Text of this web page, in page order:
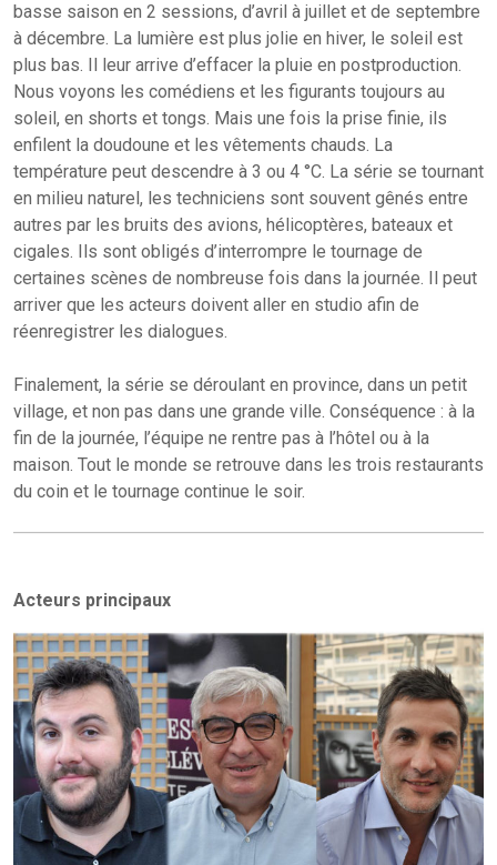
basse saison en 2 sessions, d’avril à juillet et de septembre
à décembre. La lumière est plus jolie en hiver, le soleil est
plus bas. Il leur arrive d’effacer la pluie en postproduction.
Nous voyons les comédiens et les figurants toujours au
soleil, en shorts et tongs. Mais une fois la prise finie, ils
enfilent la doudoune et les vêtements chauds. La
température peut descendre à 3 ou 4 °C. La série se tournant
en milieu naturel, les techniciens sont souvent gênés entre
autres par les bruits des avions, hélicoptères, bateaux et
cigales. Ils sont obligés d’interrompre le tournage de
certaines scènes de nombreuse fois dans la journée. Il peut
arriver que les acteurs doivent aller en studio afin de
réenregistrer les dialogues.
Finalement, la série se déroulant en province, dans un petit
village, et non pas dans une grande ville. Conséquence : à la
fin de la journée, l’équipe ne rentre pas à l’hôtel ou à la
maison. Tout le monde se retrouve dans les trois restaurants
du coin et le tournage continue le soir.
Acteurs principaux